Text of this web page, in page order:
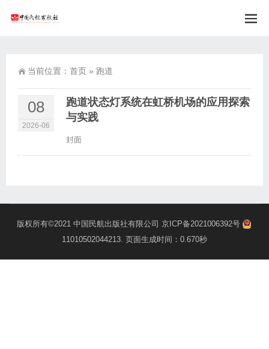
当前位置： 首页 » 跑道
08
2026-06
跑道状态灯系统在虹桥机场的应用探索
与实践
封面
版权所有©2021 中国民航出版社有限公司 京ICP备2021006392号
11010502044213. 页面生成时间：0.670秒